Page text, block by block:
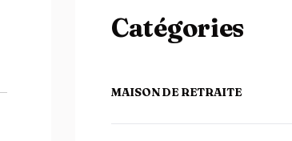
Catégories
MAISON DE RETRAITE